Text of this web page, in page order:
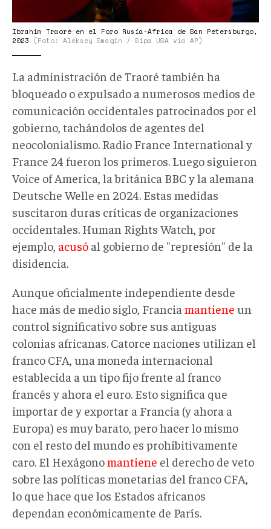
Ibrahim Traoré en el Foro Rusia-África de San Petersburgo,
2023
(Foto: Aleksey Smagin / Sipa USA vía AP)
La administración de Traoré también ha
bloqueado o expulsado a numerosos medios de
comunicación occidentales patrocinados por el
gobierno, tachándolos de agentes del
neocolonialismo. Radio France International y
France 24 fueron los primeros. Luego siguieron
Voice of America, la británica BBC y la alemana
Deutsche Welle en 2024. Estas medidas
suscitaron duras críticas de organizaciones
occidentales. Human Rights Watch, por
ejemplo, acusó al gobierno de "represión" de la
disidencia.
Aunque oficialmente independiente desde
hace más de medio siglo, Francia mantiene un
control significativo sobre sus antiguas
colonias africanas. Catorce naciones utilizan el
franco CFA, una moneda internacional
establecida a un tipo fijo frente al franco
francés y ahora el euro. Esto significa que
importar de y exportar a Francia (y ahora a
Europa) es muy barato, pero hacer lo mismo
con el resto del mundo es prohibitivamente
caro. El Hexágonomantiene el derecho de veto
sobre las políticas monetarias del franco CFA,
lo que hace que los Estados africanos
dependan económicamente de París.